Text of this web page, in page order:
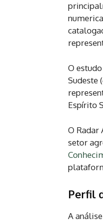
O
Sudeste
Espírito
O Radar
setor
Perfil
A